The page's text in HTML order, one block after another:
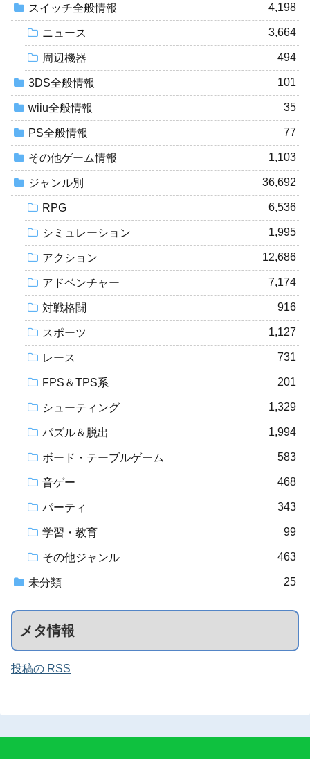
スイッチ全般情報 4,198
ニュース 3,664
周辺機器 494
3DS全般情報 101
wiiu全般情報 35
PS全般情報 77
その他ゲーム情報 1,103
ジャンル別 36,692
RPG 6,536
シミュレーション 1,995
アクション 12,686
アドベンチャー 7,174
対戦格闘 916
スポーツ 1,127
レース 731
FPS＆TPS系 201
シューティング 1,329
パズル＆脱出 1,994
ボード・テーブルゲーム 583
音ゲー 468
パーティ 343
学習・教育 99
その他ジャンル 463
未分類 25
メタ情報
投稿の RSS